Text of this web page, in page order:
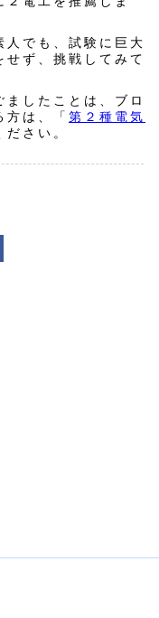
でも、試験に巨大
ず、挑戦してみて
したことは、ブロ
方は、「 第２種電気
ださい。